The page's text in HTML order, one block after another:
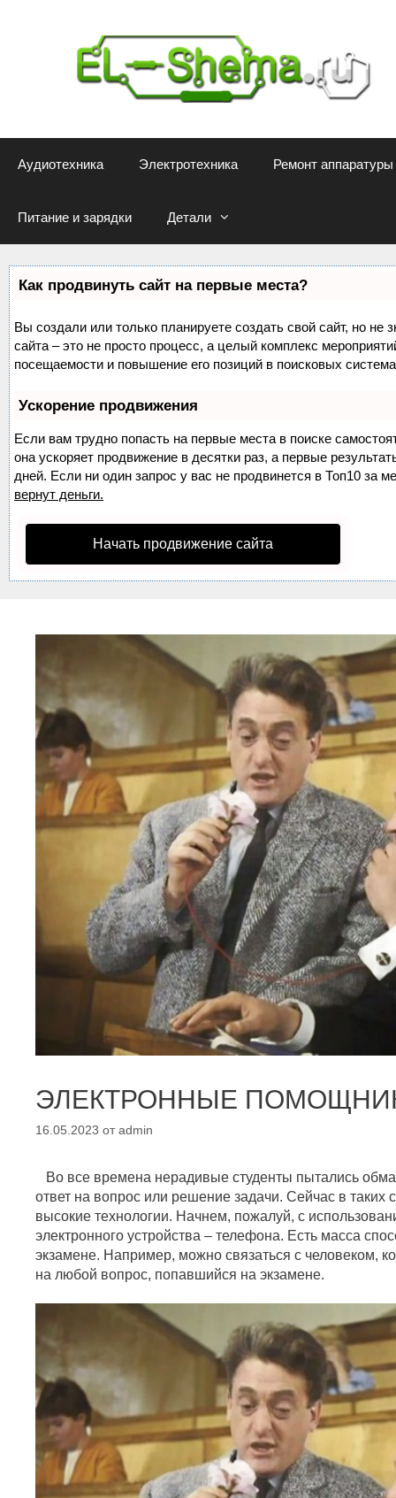
содержимому
Аудиотехника Электротехника Ремонт аппаратуры
Питание и зарядки Детали
Как продвинуть сайт на первые места?
Вы создали или только планируете создать свой сайт, но не
сайта – это не просто процесс, а целый комплекс
посещаемости и повышение его позиций в поисковых
Ускорение продвижения
Если вам трудно попасть на первые места в поиске
она ускоряет продвижение в десятки раз, а первые
дней. Если ни один запрос у вас не продвинется в Топ10 за
вернут деньги.
Начать продвижение сайта
ЭЛЕКТРОННЫЕ
16.05.2023 от admin
Во все времена нерадивые студенты пытались
ответ на вопрос или решение задачи. Сейчас в таких
высокие технологии. Начнем, пожалуй, с
электронного устройства – телефона. Есть масса
экзамене. Например, можно связаться с человеком,
на любой вопрос, попавшийся на экзамене.